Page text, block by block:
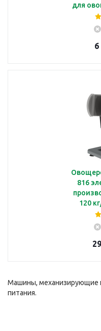
для
6
816
120
Машины, механизирующие
питания.